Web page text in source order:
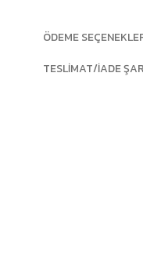
ÖDEME
TESLIMAT/İADE